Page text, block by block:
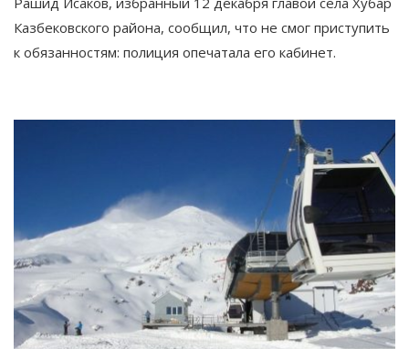
Казбековского района, сообщил, что не смог приступить
к обязанностям: полиция опечатала его кабинет.